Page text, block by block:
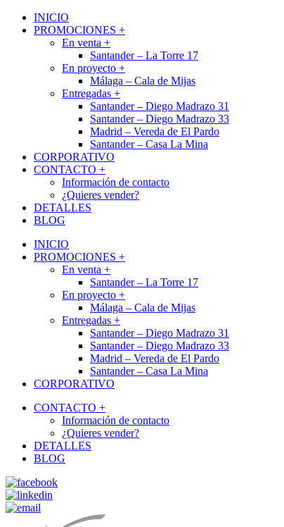
INICIO
PROMOCIONES +
En venta +
Santander – La Torre 17
En proyecto +
Málaga – Cala de Mijas
Entregadas +
Santander – Diego Madrazo 31
Santander – Diego Madrazo 33
Madrid – Vereda de El Pardo
Santander – Casa La Mina
CORPORATIVO
CONTACTO +
Información de contacto
¿Quieres vender?
DETALLES
BLOG
INICIO
PROMOCIONES +
En venta +
Santander – La Torre 17
En proyecto +
Málaga – Cala de Mijas
Entregadas +
Santander – Diego Madrazo 31
Santander – Diego Madrazo 33
Madrid – Vereda de El Pardo
Santander – Casa La Mina
CORPORATIVO
CONTACTO +
Información de contacto
¿Quieres vender?
DETALLES
BLOG